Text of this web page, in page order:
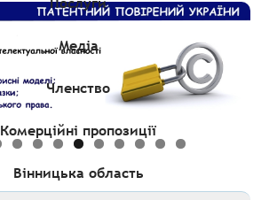
Медіа
Членство
Комерційні пропозиції
Вінницька область